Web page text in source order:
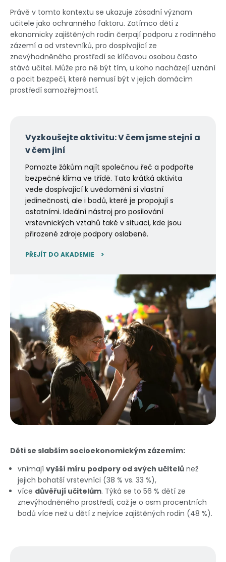
Právě v tomto kontextu se ukazuje zásadní význam
učitele jako ochranného faktoru. Zatímco děti z
ekonomicky zajištěných rodin čerpají podporu z rodinného
zázemí a od vrstevníků, pro dospívající ze
znevýhodněného prostředí se klíčovou osobou často
stává učitel. Může pro ně být tím, u koho nacházejí uznání
a pocit bezpečí, které nemusí být v jejich domácím
prostředí samozřejmostí.
Vyzkoušejte aktivitu:V čem jsme stejní a
v čem jiní
Pomozte žákům najít společnou řeč a podpořte
bezpečné klima ve třídě. Tato krátká aktivita
vede dospívající k uvědomění si vlastní
jedinečnosti, ale i bodů, které je propojují s
ostatními. Ideální nástroj pro posilování
vrstevnických vztahů také v situaci, kde jsou
přirozené zdroje podpory oslabené.
PŘEJÍT DO AKADEMIE >
Děti se slabším socioekonomickým zázemím:
vnímají vyšší míru podpory od svých učitelů než
jejich bohatší vrstevníci (38 % vs. 33 %),
více důvěřují učitelům. Týká se to 56 % dětí ze
znevýhodněného prostředí, což je o osm procentních
bodů více než u dětí z nejvíce zajištěných rodin (48 %).